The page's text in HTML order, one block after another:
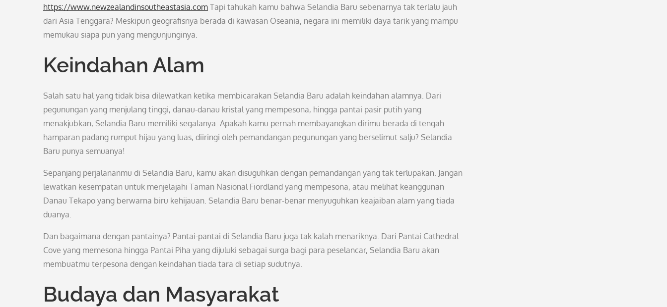
https://www.newzealandinsoutheastasia.com Tapi tahukah kamu bahwa Selandia Baru sebenarnya tak terlalu jauh
dari Asia Tenggara? Meskipun geografisnya berada di kawasan Oseania, negara ini memiliki daya tarik yang mampu
memukau siapa pun yang mengunjunginya.
Keindahan Alam
Salah satu hal yang tidak bisa dilewatkan ketika membicarakan Selandia Baru adalah keindahan alamnya. Dari
pegunungan yang menjulang tinggi, danau-danau kristal yang mempesona, hingga pantai pasir putih yang
menakjubkan, Selandia Baru memiliki segalanya. Apakah kamu pernah membayangkan dirimu berada di tengah
hamparan padang rumput hijau yang luas, diiringi oleh pemandangan pegunungan yang berselimut salju? Selandia
Baru punya semuanya!
Sepanjang perjalananmu di Selandia Baru, kamu akan disuguhkan dengan pemandangan yang tak terlupakan. Jangan
lewatkan kesempatan untuk menjelajahi Taman Nasional Fiordland yang mempesona, atau melihat keanggunan
Danau Tekapo yang berwarna biru kehijauan. Selandia Baru benar-benar menyuguhkan keajaiban alam yang tiada
duanya.
Dan bagaimana dengan pantainya? Pantai-pantai di Selandia Baru juga tak kalah menariknya. Dari Pantai Cathedral
Cove yang memesona hingga Pantai Piha yang dijuluki sebagai surga bagi para peselancar, Selandia Baru akan
membuatmu terpesona dengan keindahan tiada tara di setiap sudutnya.
Budaya dan Masyarakat